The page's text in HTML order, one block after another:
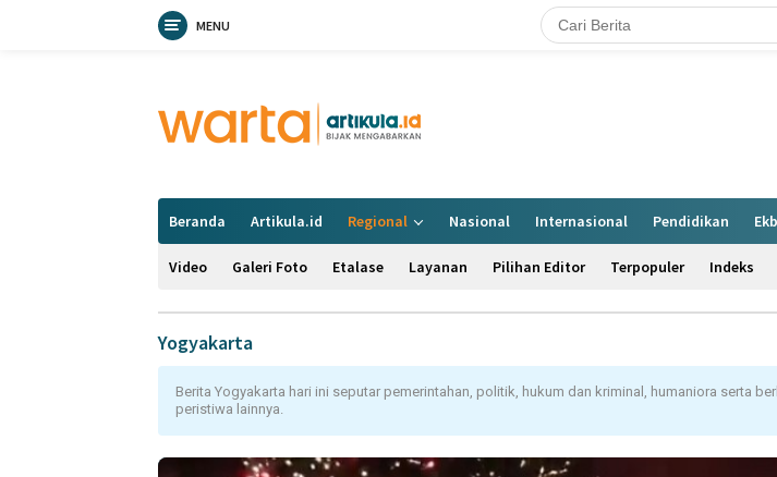
MENU
Beranda Artikula.id Regional Nasional Internasional Pendidikan
Video Galeri Foto Etalase Layanan Pilihan Editor Terpopuler Indeks
Yogyakarta
Berita Yogyakarta hari ini seputar pemerintahan, politik, hukum dan kriminal, humaniora serta
peristiwa lainnya.